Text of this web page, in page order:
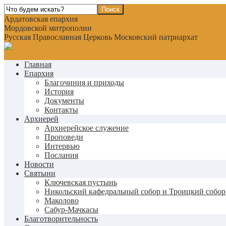
Ардатовская епархия
Мордовской митрополии
Русская Православная Церковь Московский патриархат
Главная
Епархия
Благочиния и приходы
История
Документы
Контакты
Архиерей
Архиерейское служение
Проповеди
Интервью
Послания
Новости
Святыни
Ключевская пустынь
Никольский кафедральный собор и Троицкий собор
Маколово
Сабур-Мачкасы
Благотворительность